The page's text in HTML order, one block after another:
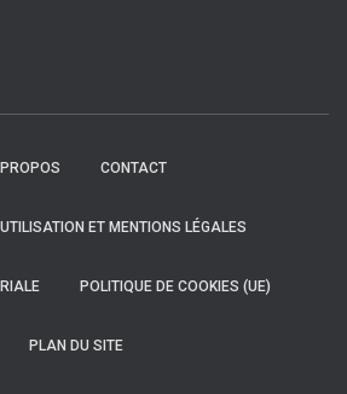
CONTACT
ET MENTIONS LÉGALES
POLITIQUE DE COOKIES (UE)
PLAN DU SITE